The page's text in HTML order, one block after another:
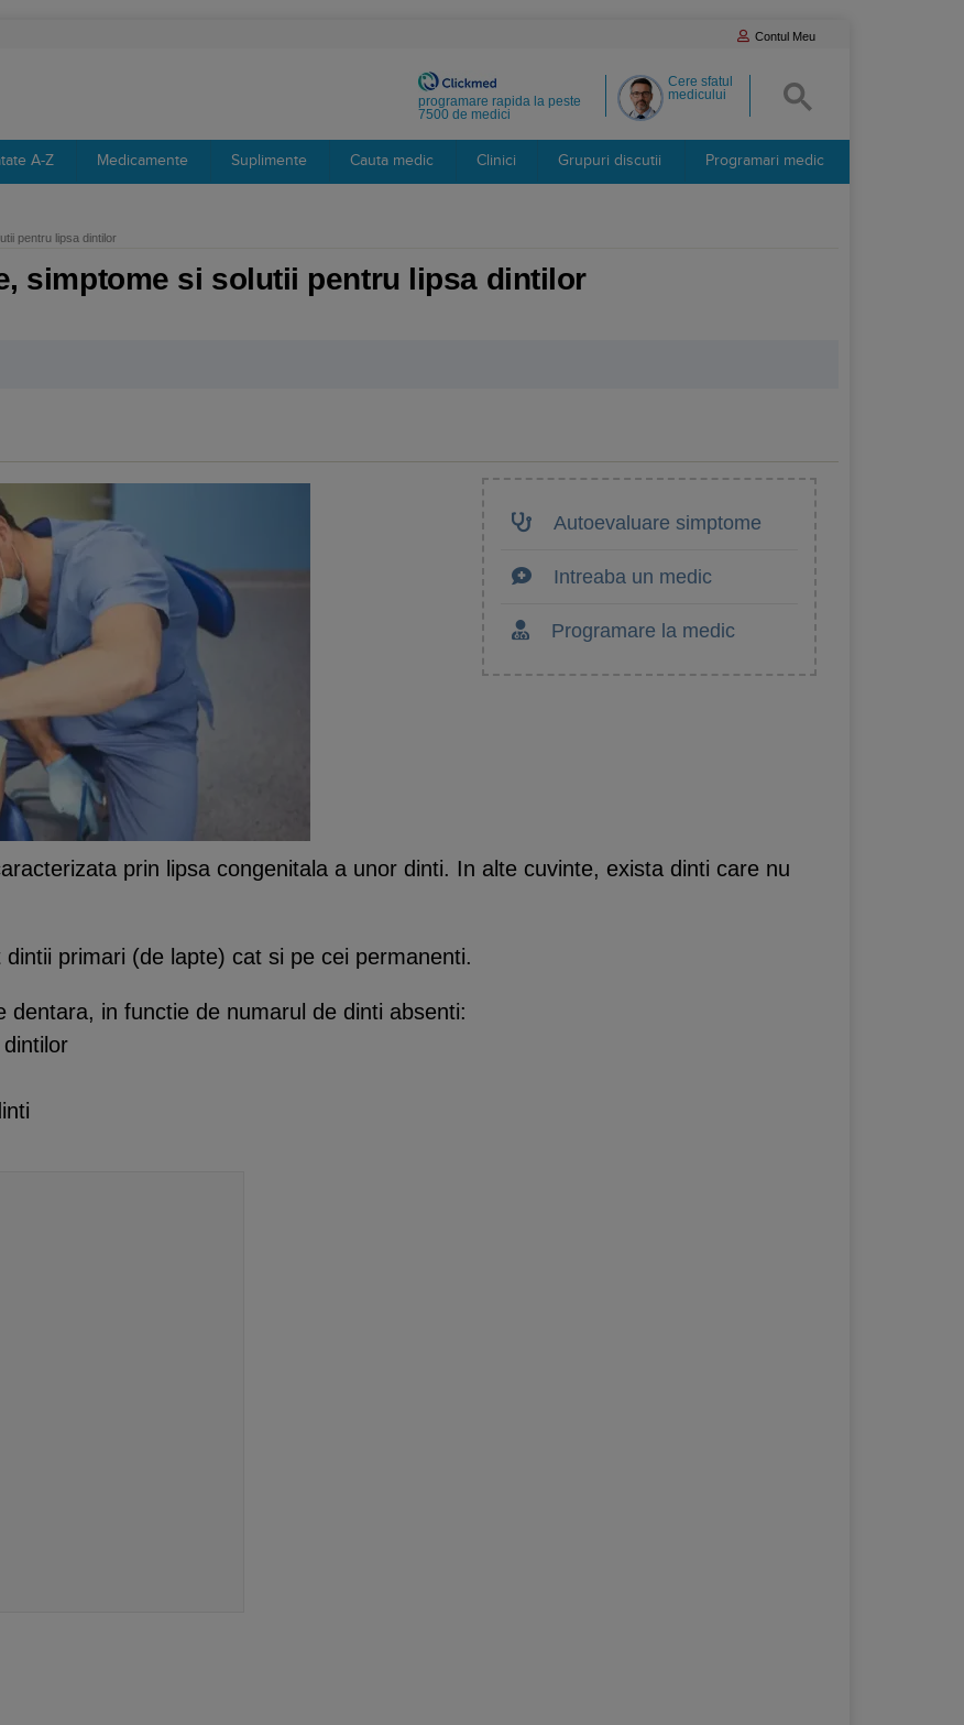
Contul Meu
Cere sfatul
medicului
programare rapida la peste
7500 de medici
A-Z Medicamente Suplimente Cauta medic Clinici Grupuri discutii Programari medic
pentru lipsa dintilor
simptome si solutii pentru lipsa dintilor
Autoevaluare simptome
Intreaba un medic
Programare la medic
prin lipsa congenitala a unor dinti. In alte cuvinte, exista dinti care nu
primari (de lapte) cat si pe cei permanenti.
dentara, in functie de numarul de dinti absenti: